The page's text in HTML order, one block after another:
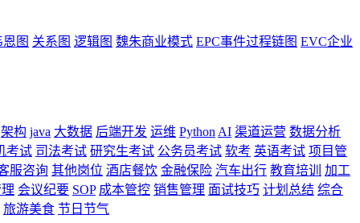
恩图 关系图 逻辑图 魏朱商业模式 EPC事件过程链图 EVC企业
架构 java 大数据 后端开发 运维 Python AI 渠道运营 数据分析
考试 司法考试 研究生考试 公务员考试 软考 英语考试 项目管
服咨询 其他岗位 酒店餐饮 金融保险 汽车出行 教育培训
加工
会议纪要 SOP 成本管控 销售管理 面试技巧 计划总结 综合
旅游美食 节日节气